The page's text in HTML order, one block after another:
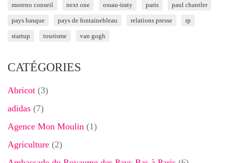
moreno conseil next one ossau-iraty paris paul chantler
pays basque pays de fontainebleau relations presse rp
startup tourisme van gogh
CATÉGORIES
Abricot (3)
adidas (7)
Agence Mon Moulin (1)
Agriculture (2)